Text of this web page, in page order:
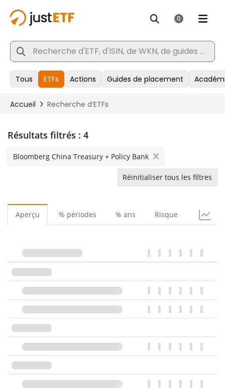
Résultats filtrés : 4
Bloomberg China Treasury + Policy Bank
Réinitialiser tous les filtres
Aperçu % périodes % ans Risque